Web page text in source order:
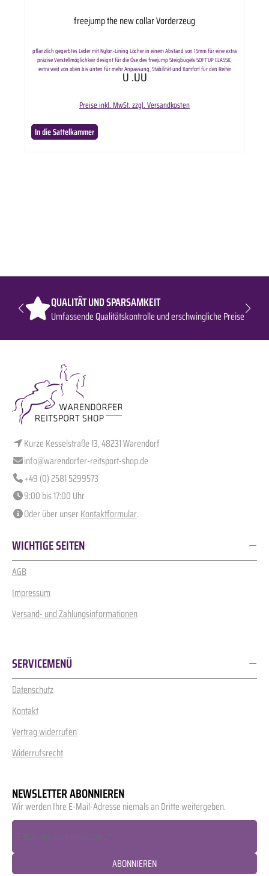
freejump the new collar Vorderzeug
pflanzlich gegerbtes Leder mit Nylon-Lining Löcher in einem Abstand von 15mm für eine extra
präzise Verstellmöglichkeir designt für die Öse des freejump Steigbügels SOFT’UP CLASSIC
extra weit von oben bis unten für mehr Anpassung, Stabilität und Komfort für den Reiter
verschiedene Farben und Größen verfügbar Lieferumfang: freejump Classic Wide
0.00
Preise inkl. MwSt. zzgl. Versandkosten
In die Sattelkammer
QUALITÄT UND SPARSAMKEIT
Umfassende Qualitätskontrolle und erschwingliche Preise
Kurze Kesselstraße 13, 48231 Warendorf
info@warendorfer-reitsport-shop.de
+49 (0) 2581 5299573
9:00 bis 17:00 Uhr
Oder über unserKontaktformular.
WICHTIGE SEITEN
AGB
Impressum
Versand- und Zahlungsinformationen
SERVICEMENÜ
Datenschutz
Kontakt
Vertrag widerrufen
Widerrufsrecht
NEWSLETTER ABONNIEREN
Wir werden Ihre E-Mail-Adresse niemals an Dritte weitergeben.
ABONNIEREN